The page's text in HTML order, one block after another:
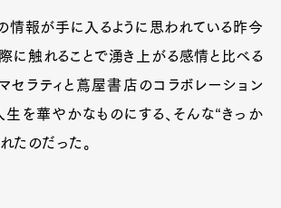
情報が手に入るように思われている昨今
に触れることで湧き上がる感情と比べる
セラティと蔦屋書店のコラボレーション
生を華やかなものにする、そんな“きっか
たのだった。